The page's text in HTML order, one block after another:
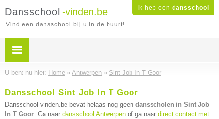
Ik heb een dansschool
Dansschool -vinden.be
Vind een dansschool bij u in de buurt!
U bent nu hier: Home » Antwerpen » Sint Job In T Goor
Dansschool Sint Job In T Goor
Dansschool-vinden.be bevat helaas nog geen dansscholen in Sint Job
In T Goor. Ga naar dansschool Antwerpen of ga naar direct contact met